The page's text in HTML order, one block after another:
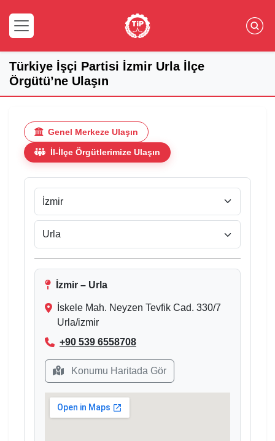
Türkiye İşçi Partisi İzmir Urla İlçe
Örgütü’ne Ulaşın
Genel Merkeze Ulaşın
İl-İlçe Örgütlerimize Ulaşın
İzmir – Urla
İskele Mah. Neyzen Tevfik Cad. 330/7
Urla/izmir
+90 539 6558708
Konumu Haritada Gör